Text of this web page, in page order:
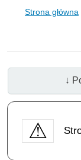
Strona główna
↓